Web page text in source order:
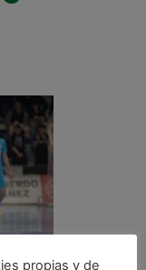
propias y de